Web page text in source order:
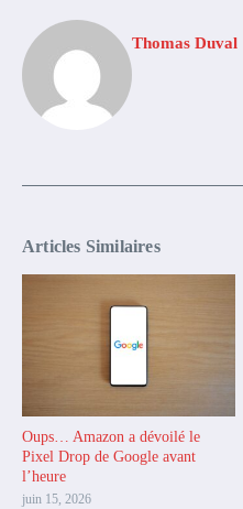
Thomas Duval
Articles Similaires
Oups… Amazon a dévoilé le
Pixel Drop de Google avant
l’heure
juin 15, 2026